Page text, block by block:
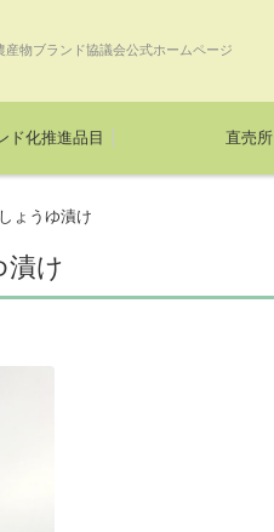
産物ブランド協議会公式ホームページ
ド化推進品目 直売所
ょうゆ漬け
け